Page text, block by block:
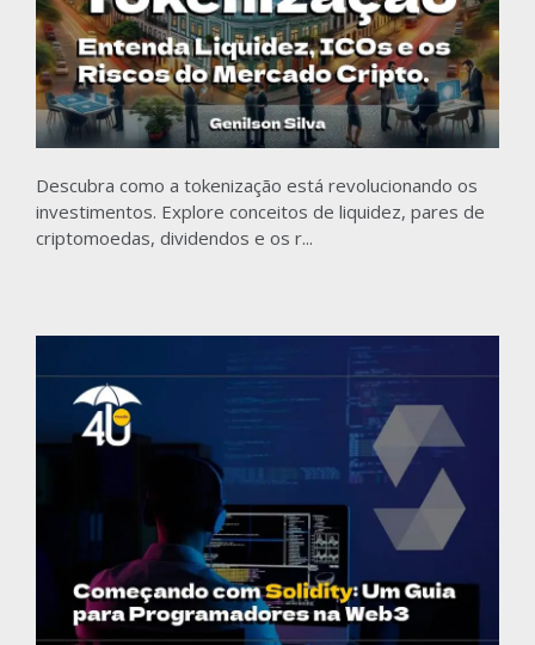
Descubra como a tokenização está revolucionando os
investimentos. Explore conceitos de liquidez, pares de
criptomoedas, dividendos e os r...